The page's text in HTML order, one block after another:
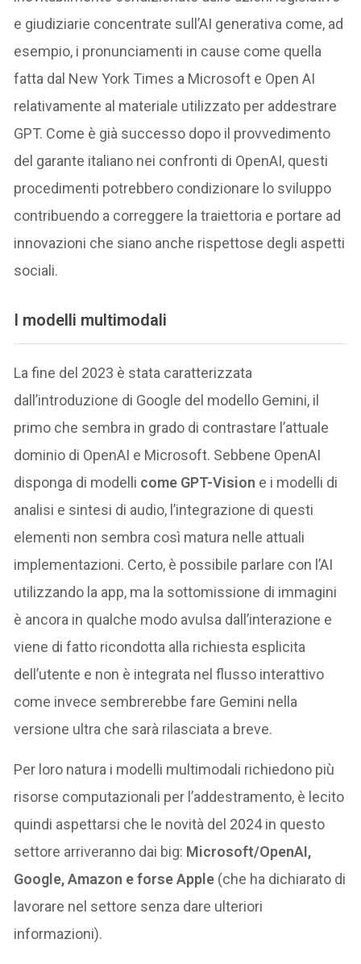
e giudiziarie concentrate sull’AI generativa come, ad
esempio, i pronunciamenti in cause come quella
fatta dal New York Times a Microsoft e Open AI
relativamente al materiale utilizzato per addestrare
GPT. Come è già successo dopo il provvedimento
del garante italiano nei confronti di OpenAI, questi
procedimenti potrebbero condizionare lo sviluppo
contribuendo a correggere la traiettoria e portare ad
innovazioni che siano anche rispettose degli aspetti
sociali.
I modelli multimodali
La fine del 2023 è stata caratterizzata
dall’introduzione di Google del modello Gemini, il
primo che sembra in grado di contrastare l’attuale
dominio di OpenAI e Microsoft. Sebbene OpenAI
disponga di modelli come GPT-Vision e i modelli di
analisi e sintesi di audio, l’integrazione di questi
elementi non sembra così matura nelle attuali
implementazioni. Certo, è possibile parlare con l’AI
utilizzando la app, ma la sottomissione di immagini
è ancora in qualche modo avulsa dall’interazione e
viene di fatto ricondotta alla richiesta esplicita
dell’utente e non è integrata nel flusso interattivo
come invece sembrerebbe fare Gemini nella
versione ultra che sarà rilasciata a breve.
Per loro natura i modelli multimodali richiedono più
risorse computazionali per l’addestramento, è lecito
quindi aspettarsi che le novità del 2024 in questo
settore arriveranno dai big: Microsoft/OpenAI,
Google, Amazon e forse Apple (che ha dichiarato di
lavorare nel settore senza dare ulteriori
informazioni).